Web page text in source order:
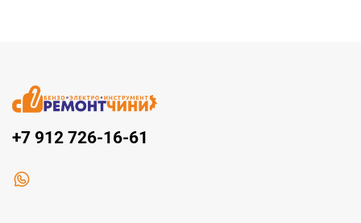
+7 912 726-16-61